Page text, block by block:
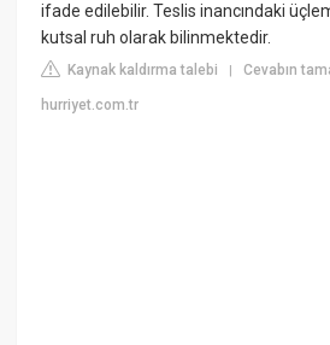
ifade edilebilir. Teslis inancındaki
kutsal ruh olarak bilinmektedir.
Kaynak kaldırma talebi |Cevabın
hurriyet.com.tr